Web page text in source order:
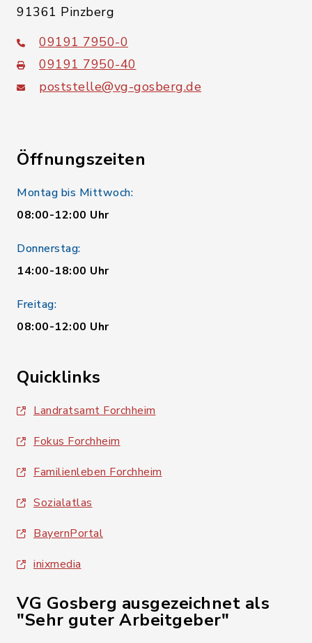
91361 Pinzberg
09191 7950-0
09191 7950-40
poststelle@vg-gosberg.de
Öffnungszeiten
Montag bis Mittwoch:
08:00-12:00 Uhr
Donnerstag:
14:00-18:00 Uhr
Freitag:
08:00-12:00 Uhr
Quicklinks
Landratsamt Forchheim
Fokus Forchheim
Familienleben Forchheim
Sozialatlas
BayernPortal
inixmedia
VG Gosberg ausgezeichnet als
"Sehr guter Arbeitgeber"